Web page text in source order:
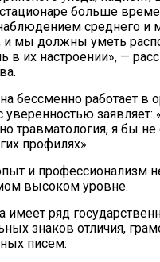
больше
среднего и
и мы должны уметь
в их настроении», —
бессменно работает в
заявляет:
травматология, я бы не
профилях».
и профессионализм
высоком уровне.
ряд
знаков отличия,
писем: